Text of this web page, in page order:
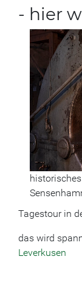
- hier
Tagestour in
das wird
Leverkusen